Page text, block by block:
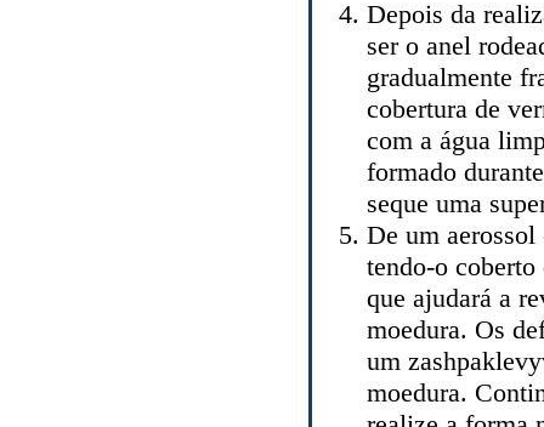
Depois da
ser o anel
gradualmente
cobertura de
com a água
formado
seque uma
De um
tendo-o
que ajudará a
moedura. Os
um
moedura.